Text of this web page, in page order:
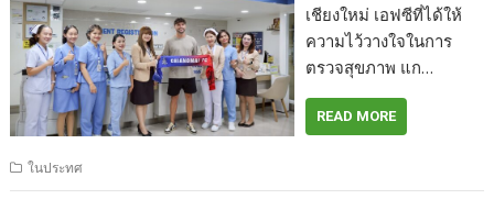
เชียงใหม่ เอฟซีที่ได้ให้
ความไว้วางใจในการ
ตรวจสุขภาพ แก…
READ MORE
ในประทศ